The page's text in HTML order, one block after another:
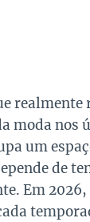
moda nos
um
de
Em 2026,